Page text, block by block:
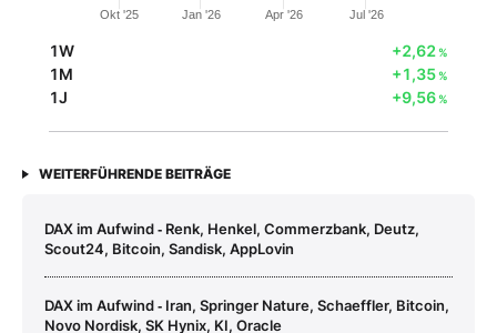
Okt '25 Jan '26 Apr '26 Jul '26
1W +2,62%
1M +1,35%
1J +9,56%
WEITERFÜHRENDE BEITRÄGE
DAX im Aufwind ‑ Renk, Henkel, Commerzbank, Deutz,
Scout24, Bitcoin, Sandisk, AppLovin
DAX im Aufwind ‑ Iran, Springer Nature, Schaeffler, Bitcoin,
Novo Nordisk, SK Hynix, KI, Oracle